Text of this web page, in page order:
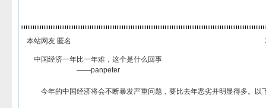
本站网友 匿名
中国经济一年比一年难，这个是什么回事
——panpeter
今年的中国经济将会不断暴发严重问题，要比去年恶劣并明显得多。以